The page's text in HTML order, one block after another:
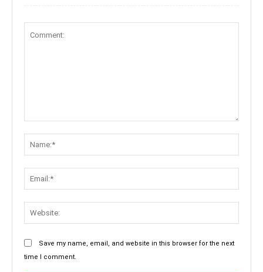
Save my name, email, and website in this browser for the next
time I comment.